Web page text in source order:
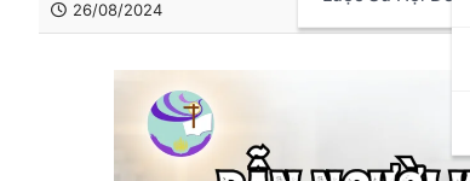
26/08/2024